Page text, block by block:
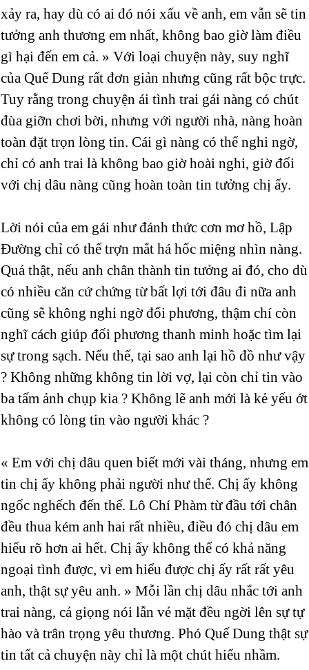
xảy ra, hay dù có ai đó nói xấu về anh, em vẫn sẽ tin
tưởng anh thương em nhất, không bao giờ làm điều
gì hại đến em cả. » Với loại chuyện này, suy nghĩ
của Quế Dung rất đơn giản nhưng cũng rất bộc trực.
Tuy rằng trong chuyện ái tình trai gái nàng có chút
đùa giỡn chơi bời, nhưng với người nhà, nàng hoàn
toàn đặt trọn lòng tin. Cái gì nàng có thể nghi ngờ,
chỉ có anh trai là không bao giờ hoài nghi, giờ đối
với chị dâu nàng cũng hoàn toàn tin tưởng chị ấy.
Lời nói của em gái như đánh thức cơn mơ hồ, Lập
Đường chỉ có thể trợn mắt há hốc miệng nhìn nàng.
Quả thật, nếu anh chân thành tin tưởng ai đó, cho dù
có nhiều căn cứ chứng từ bất lợi tới đâu đi nữa anh
cũng sẽ không nghi ngờ đối phương, thậm chí còn
nghĩ cách giúp đối phương thanh minh hoặc tìm lại
sự trong sạch. Nếu thế, tại sao anh lại hồ đồ như vậy
? Không những không tin lời vợ, lại còn chỉ tin vào
ba tấm ảnh chụp kia ? Không lẽ anh mới là kẻ yếu ớt
không có lòng tin vào người khác ?
« Em với chị dâu quen biết mới vài tháng, nhưng em
tin chị ấy không phải người như thế. Chị ấy không
ngốc nghếch đến thế. Lô Chí Phàm từ đầu tới chân
đều thua kém anh hai rất nhiều, điều đó chị dâu em
hiểu rõ hơn ai hết. Chị ấy không thể có khả năng
ngoại tình được, vì em hiểu được chị ấy rất rất yêu
anh, thật sự yêu anh. » Mỗi lần chị dâu nhắc tới anh
trai nàng, cả giọng nói lẫn vẻ mặt đều ngời lên sự tự
hào và trân trọng yêu thương. Phó Quế Dung thật sự
tin tất cả chuyện này chỉ là một chút hiểu nhầm.